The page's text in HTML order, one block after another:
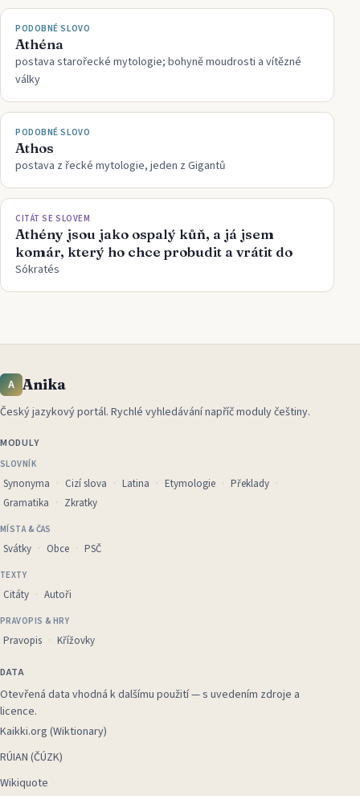
PODOBNÉ SLOVO
Athéna
postava starořecké mytologie; bohyně moudrosti a vítězné
války
PODOBNÉ SLOVO
Athos
postava z řecké mytologie, jeden z Gigantů
CITÁT SE SLOVEM
Athény jsou jako ospalý kůň, a já jsem
komár, který ho chce probudit a vrátit do
Sókratés
A Anika
Český jazykový portál. Rychlé vyhledávání napříč moduly češtiny.
MODULY
SLOVNÍK
Synonyma Cizí slova Latina Etymologie
Překlady
Gramatika
Zkratky
MÍSTA & ČAS
Svátky Obce PSČ
TEXTY
Citáty Autoři
PRAVOPIS & HRY
Pravopis Křížovky
DATA
Otevřená data vhodná k dalšímu použití — s uvedením zdroje a
licence.
Kaikki.org (Wiktionary)
RÚIAN (ČÚZK)
Wikiquote